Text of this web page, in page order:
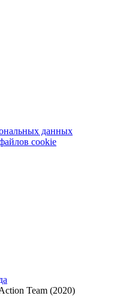
данных
cookie
Team (2020)